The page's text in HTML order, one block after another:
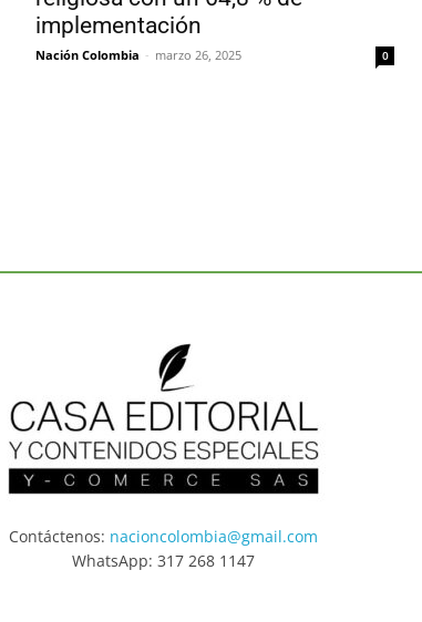
implementación
Nación Colombia - marzo 26, 2025 0
Contáctenos: nacioncolombia@gmail.com
WhatsApp: 317 268 1147